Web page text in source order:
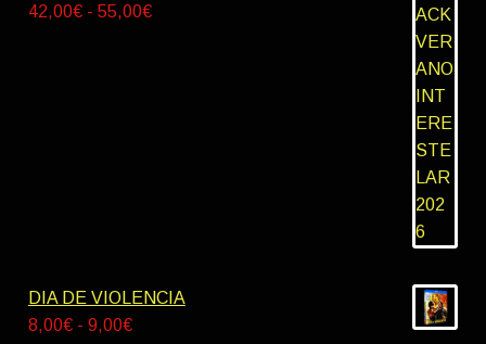
42,00€ - 55,00€Rango
DIA DE VIOLENCIA
8,00€ - 9,00€Rango